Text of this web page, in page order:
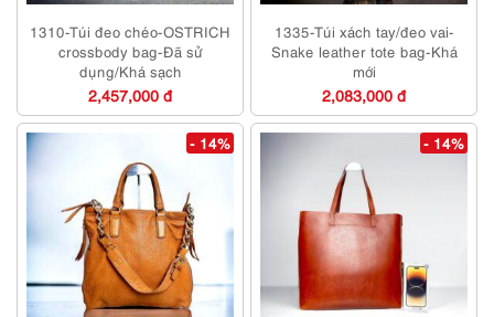
1310-Túi đeo chéo-OSTRICH
crossbody bag-Đã sử
dụng/Khá sạch
2,457,000 đ
1335-Túi xách tay/đeo vai-
Snake leather tote bag-Khá
mới
2,083,000 đ
- 14% - 14%